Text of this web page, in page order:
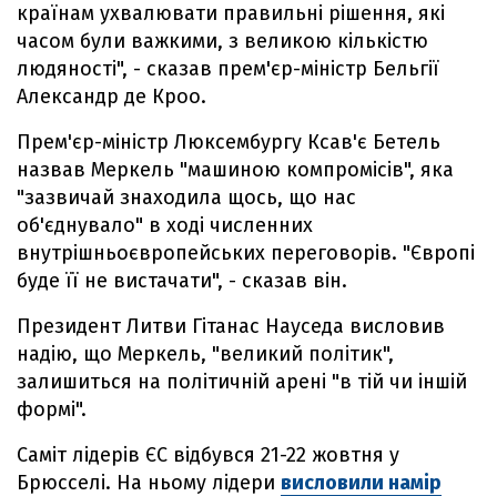
країнам ухвалювати правильні рішення, які
часом були важкими, з великою кількістю
людяності", - сказав прем'єр-міністр Бельгії
Александр де Кроо.
Прем'єр-міністр Люксембургу Ксав'є Бетель
назвав Меркель "машиною компромісів", яка
"зазвичай знаходила щось, що нас
об'єднувало" в ході численних
внутрішньоєвропейських переговорів. "Європі
буде її не вистачати", - сказав він.
Президент Литви Гітанас Науседа висловив
надію, що Меркель, "великий політик",
залишиться на політичній арені "в тій чи іншій
формі".
Саміт лідерів ЄС відбувся 21-22 жовтня у
Брюсселі. На ньому лідери висловили намір